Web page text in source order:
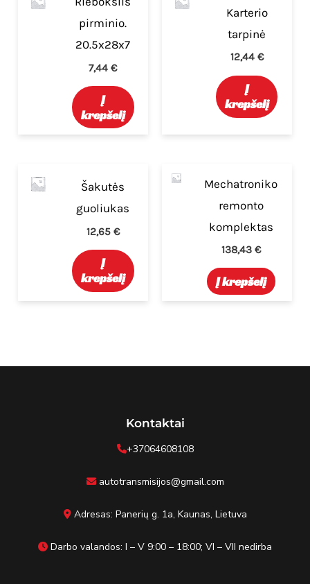
pirminio.
20.5x28x7
7,44€
Į
krepšelį
Karterio
tarpinė
12,44 €
Į
krepšelį
Šakutės
guoliukas
12,65 €
Į
krepšelį
Mechatroniko
remonto
komplektas
138,43 €
Į krepšelį
Kontaktai
+37064608108
autotransmisijos@gmail.com
Adresas: Panerių g. 1a, Kaunas, Lietuva
Darbo valandos: I – V 9:00 – 18:00; VI – VII nedirba